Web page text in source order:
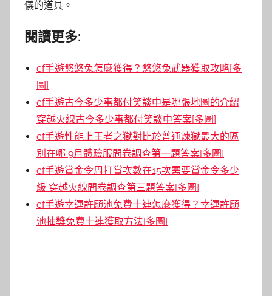
儀的道具。
閱讀更多:
cf手遊悠悠兔怎麼獲得？悠悠兔武器獲取攻略[多
圖]
cf手遊古今多少事都付笑談中是哪張地圖的介紹
穿越火線古今多少事都付笑談中答案[多圖]
cf手遊性能上王者之獄對比於普通煉獄最大的區
別在哪 9月體驗服問卷調查第一題答案[多圖]
cf手遊賞金令周打賞次數在15次需要賞金令多少
級 穿越火線問卷調查第三題答案[多圖]
cf手遊幸運許願池免費十連怎麼獲得？幸運許願
池抽獎免費十連獲取方法[多圖]